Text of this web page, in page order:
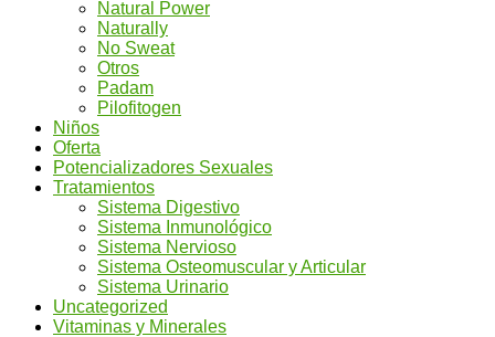
Natural Power
Naturally
No Sweat
Otros
Padam
Pilofitogen
Niños
Oferta
Potencializadores Sexuales
Tratamientos
Sistema Digestivo
Sistema Inmunológico
Sistema Nervioso
Sistema Osteomuscular y Articular
Sistema Urinario
Uncategorized
Vitaminas y Minerales